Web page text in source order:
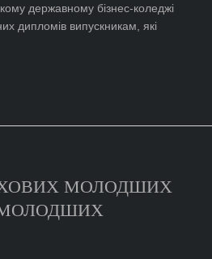
державному бізнес-коледжі
дипломів випускникам, які
МОЛОДШИХ
МОЛОДШИХ